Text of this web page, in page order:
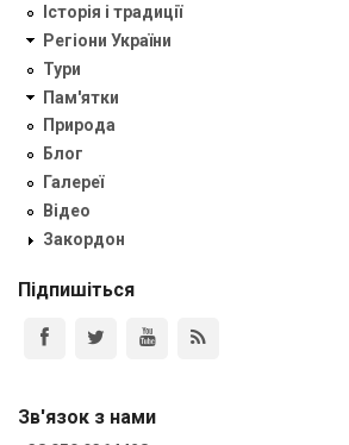
Історія і традиції
Регіони України
Тури
Пам'ятки
Природа
Блог
Галереї
Відео
Закордон
Підпишіться
Зв'язок з нами